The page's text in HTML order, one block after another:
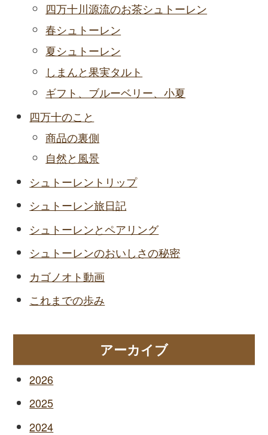
四万十川源流のお茶シュトーレン
春シュトーレン
夏シュトーレン
しまんと果実タルト
ギフト、ブルーベリー、小夏
四万十のこと
商品の裏側
自然と風景
シュトーレントリップ
シュトーレン旅日記
シュトーレンとペアリング
シュトーレンのおいしさの秘密
カゴノオト動画
これまでの歩み
アーカイブ
2026
2025
2024